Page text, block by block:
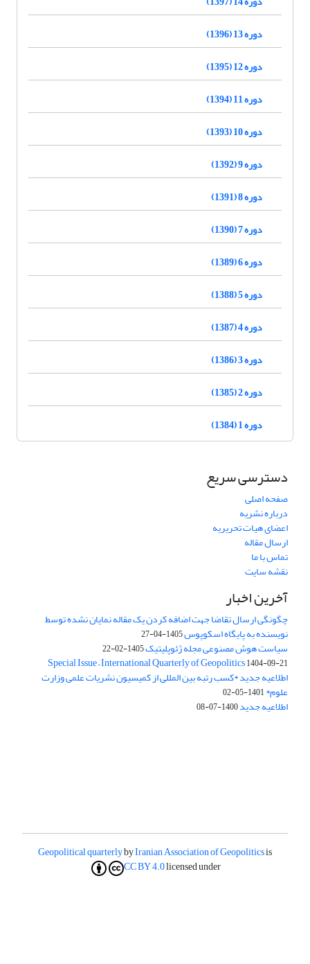
دوره 13 (1396)
دوره 12 (1395)
دوره 11 (1394)
دوره 10 (1393)
دوره 9 (1392)
دوره 8 (1391)
دوره 7 (1390)
دوره 6 (1389)
دوره 5 (1388)
دوره 4 (1387)
دوره 3 (1386)
دوره 2 (1385)
دوره 1 (1384)
دسترسی سریع
صفحه اصلی
درباره نشریه
اعضای هیات تحریریه
ارسال مقاله
تماس با ما
نقشه سایت
آخرین اخبار
چگونگی ارسال تقاضا جهت اضافه کردن یک مقاله نمایان نشده توسط
نویسنده به پایگاه اسکوپوس1405-04-27
سیاست هوش مصنوعی مجله ژئوپلیتیک1405-02-22
Special Issue – International Quarterly of Geopolitics1404-09-21
اطلاعیه جدید *کسب رتبه بین المللی از کمیسیون نشریات علمی وزارت
علوم*1401-05-02
اطلاعیه جدید1400-07-08
Geopolitical quarterlybyIranian Association of Geopoliticsis
licensed under
CC BY 4.0